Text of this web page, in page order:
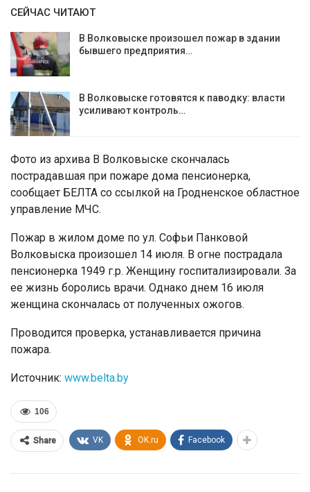
СЕЙЧАС ЧИТАЮТ
В Волковыске произошел пожар в здании
бывшего предприятия…
В Волковыске готовятся к паводку: власти
усиливают контроль…
Фото из архива В Волковыске скончалась
пострадавшая при пожаре дома пенсионерка,
сообщает БЕЛТА со ссылкой на Гродненское областное
управление МЧС.
Пожар в жилом доме по ул. Софьи Панковой
Волковыска произошел 14 июля. В огне пострадала
пенсионерка 1949 г.р. Женщину госпитализировали. За
ее жизнь боролись врачи. Однако днем 16 июля
женщина скончалась от полученных ожогов.
Проводится проверка, устанавливается причина
пожара.
Источник: www.belta.by
106
Share VK OK.ru Facebook